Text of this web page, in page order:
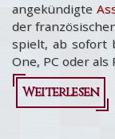
angekündigte
der
spielt, ab sofort
One, PC oder
Weiterlesen